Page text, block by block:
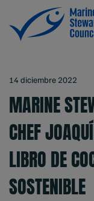
14 diciembre 2022
MARINE
CHEF
LIBRO DE
SOSTENIBLE